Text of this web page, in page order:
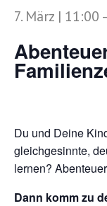
7. März | 11:00
Du und Deine
gleichgesinnte,
lernen?
Dann komm zu